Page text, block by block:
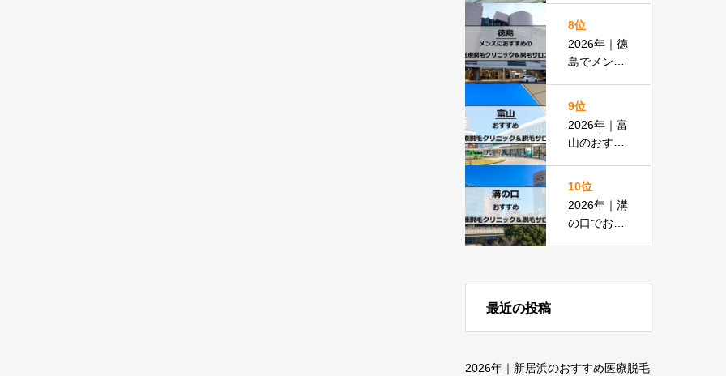
＆脱毛サロ
ン全13選
8位
2026年｜徳
島でメンズ
脱毛＆脱毛
サロン全15
選
9位
2026年｜富
山のおすす
クリニック
＆脱毛サロ
ン全18選
10位
2026年｜溝
の口でおす
最近の投稿
2026年｜新居浜のおすすめ医療脱毛